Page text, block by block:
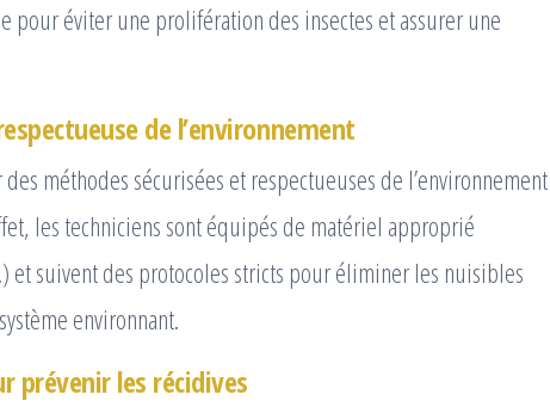
pour éviter une prolifération des insectes et assurer une
de l’environnement
des méthodes sécurisées et respectueuses de l’environnement
les techniciens sont équipés de matériel approprié
et suivent des protocoles stricts pour éliminer les nuisibles
environnant.
prévenir les récidives